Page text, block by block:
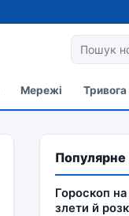
Мережі Тривога
Популярне
Гороскоп
злети й